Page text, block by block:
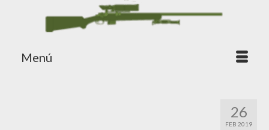
Menú
26
FEB 2019